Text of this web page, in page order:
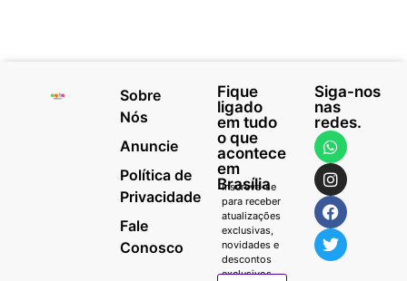
Sobre
Nós
Anuncie
Política de
Privacidade
Fale
Conosco
Fique
ligado
em tudo
o que
acontece
em
Brasília
Inscreva-se
para receber
atualizações
exclusivas,
novidades e
descontos
exclusivos.
Siga-nos
nas
redes.